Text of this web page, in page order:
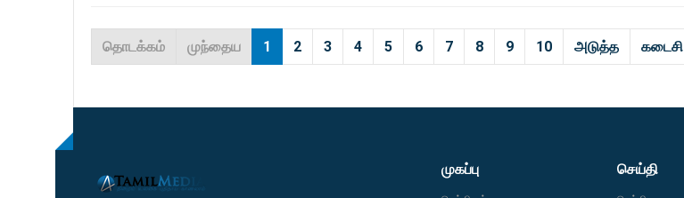
தொடக்கம் முந்தைய 1 2 3 4 5 6 7 8 9 10 அடுத்த கடைசி
முகப்பு செய்தி